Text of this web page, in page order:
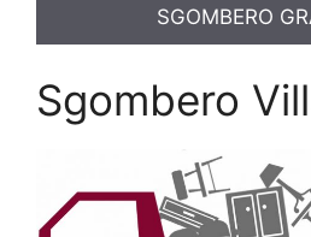
SGOMBERO
Sgombero